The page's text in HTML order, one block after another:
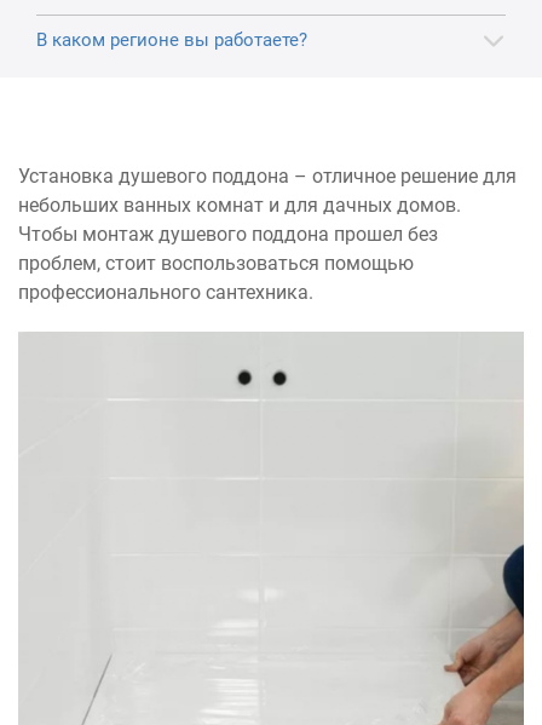
В каком регионе вы работаете?
Установка душевого поддона – отличное решение для
небольших ванных комнат и для дачных домов.
Чтобы монтаж душевого поддона прошел без
проблем, стоит воспользоваться помощью
профессионального сантехника.